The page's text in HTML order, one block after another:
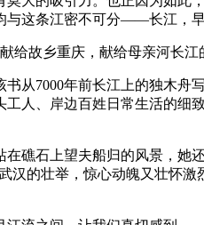
与这条江密不可分——长江，早
故乡重庆，献给母亲河长江
7000年前长江上的独木舟
人、岸边百姓日常生活的细
礁石上望夫船归的风景，她
汉的壮举，惊心动魄又壮怀